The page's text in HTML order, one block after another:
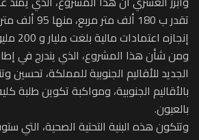
تقدر ب 180
إنجازه اعتمادات مالية بلغت مليار و 200 مليون درهم.
ومن شأن هذا المشروع، الذي يندرج في
الجديد للأقاليم الجنوبية للمملكة،
بالأقاليم الجنوبية، ومواكبة تكوين طلبة
بالعيون.
وتتكون هذه البنية التحتية الصحية، التي